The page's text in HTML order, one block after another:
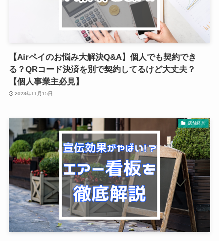
【Airペイのお悩み大解決Q&A】個人でも契約でき
る？QRコード決済を別で契約してるけど大丈夫？
【個人事業主必見】
2023年11月15日
店舗経営